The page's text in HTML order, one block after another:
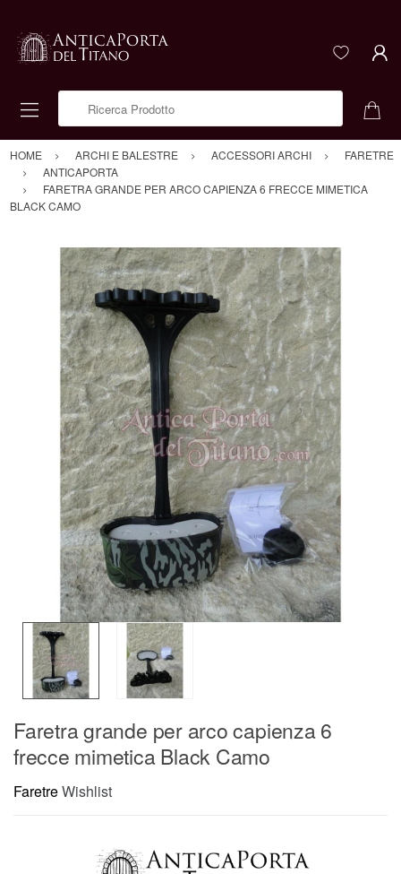
HOME ARCHI E BALESTRE ACCESSORI ARCHI
FARETRE
ANTICAPORTA
FARETRA GRANDE PER ARCO CAPIENZA 6 FRECCE MIMETICA
BLACK CAMO
Faretra grande per arco capienza 6
frecce mimetica Black Camo
FaretreWishlist